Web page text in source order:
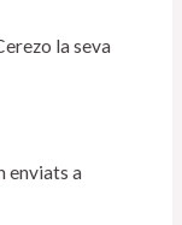
la seva
enviats a